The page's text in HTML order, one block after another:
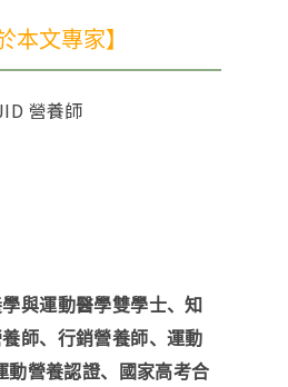
本文專家】
營養師
與運動醫學雙學士、知
師、行銷營養師、運動
動營養認證、國家高考合